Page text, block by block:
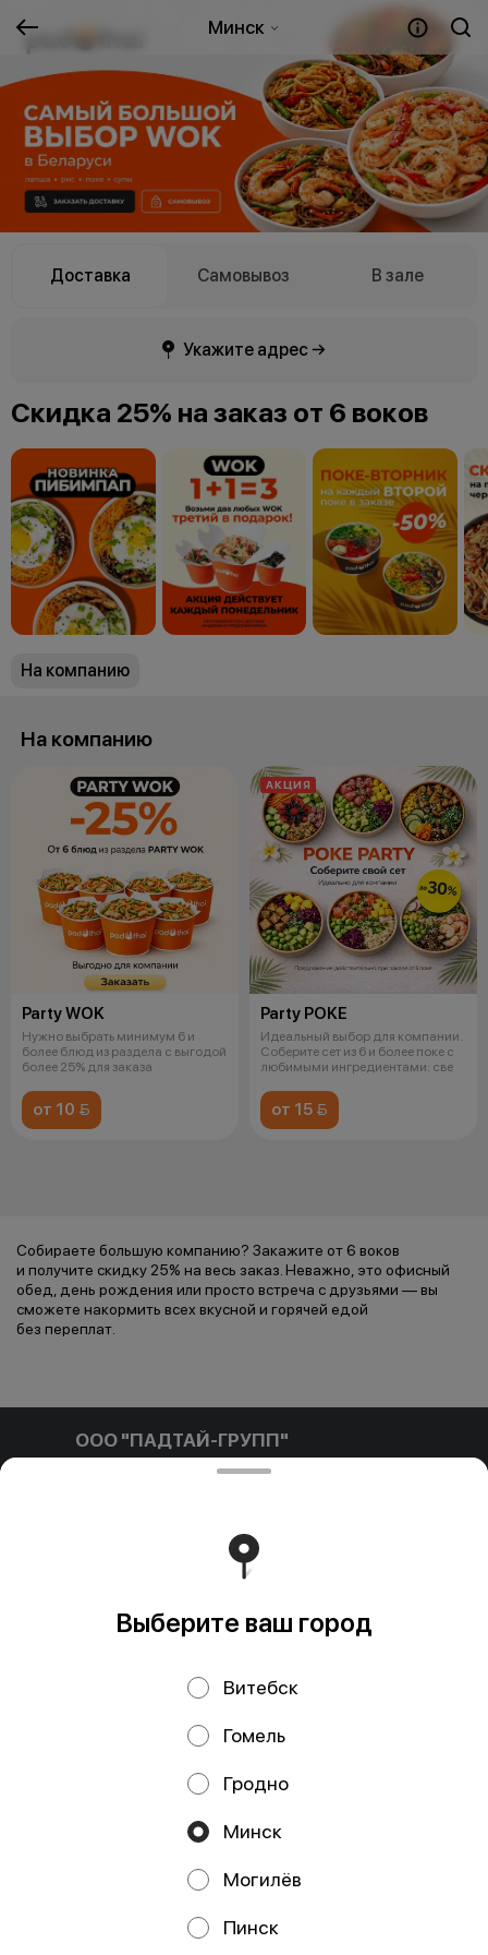
Минск
Доставка Самовывоз В зале
Укажите адрес →
Скидка 25% на заказ от 6 воков
На компанию
На компанию
Party WOK
Нужно выбрать минимум 6 и
более блюд из раздела с выгодой
более 25% для заказа
от 10 
АКЦИЯ
Party POKE
Идеальный выбор для компании.
Соберите сет из 6 и более поке с
любимыми ингредиентами: све
от 15 
Собираете большую компанию? Закажите от 6 воков
и получите скидку 25% на весь заказ. Неважно, это офисный
обед, день рождения или просто встреча с друзьями — вы
сможете накормить всех вкусной и горячей едой
без переплат.
ООО "ПАДТАЙ-ГРУПП"
ООО "ПАДТАЙ-ГРУПП" УНП 192838954, РБ, Минская
Торговом реестре Республики Беларусь 18.01.2021г.
Работает на эффективном ядре
Политика конфиденциальности
Выберите ваш город
Витебск
Гомель
Гродно
Минск
Могилёв
Пинск